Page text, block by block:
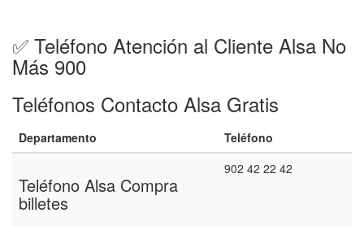
✅ Teléfono Atención al Cliente Alsa No
Más 900
Teléfonos Contacto Alsa Gratis
Departamento Teléfono
Teléfono Alsa Compra
billetes
902 42 22 42